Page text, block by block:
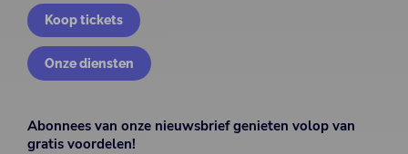
Koop tickets
Onze diensten
Abonnees van onze nieuwsbrief genieten volop van
gratis voordelen!